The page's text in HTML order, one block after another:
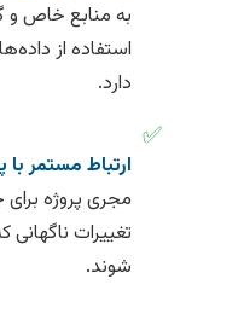
به منابع خاص و
استفاده از
دارد.
✅
ارتباط مستمر
مجری پروژه
تغییرات
شوند.